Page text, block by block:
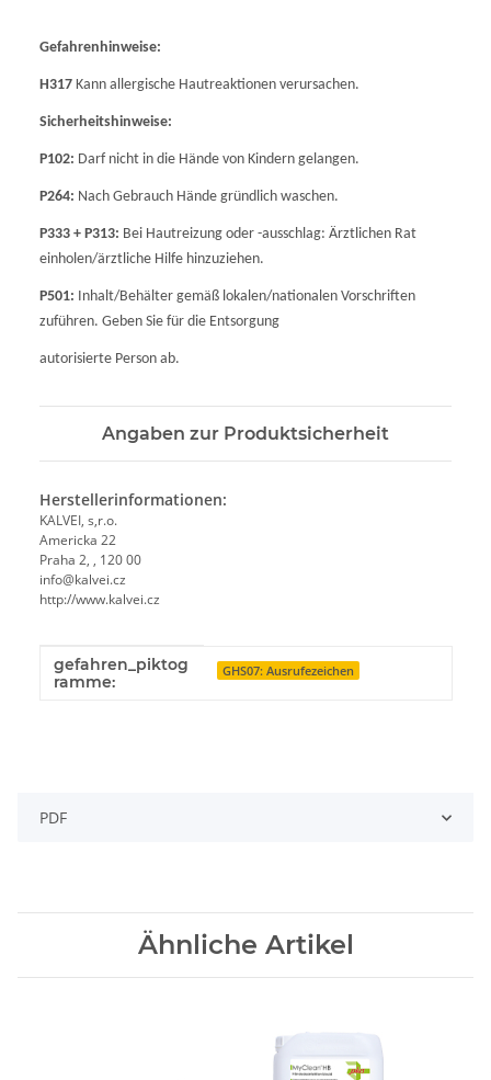
Gefahrenhinweise:
H317 Kann allergische Hautreaktionen verursachen.
Sicherheitshinweise:
P102: Darf nicht in die Hände von Kindern gelangen.
P264: Nach Gebrauch Hände gründlich waschen.
P333 + P313: Bei Hautreizung oder -ausschlag: Ärztlichen Rat
einholen/ärztliche Hilfe hinzuziehen.
P501: Inhalt/Behälter gemäß lokalen/nationalen Vorschriften
zuführen. Geben Sie für die Entsorgung
autorisierte Person ab.
Angaben zur Produktsicherheit
Herstellerinformationen:
KALVEI, s,r.o.
Americka 22
Praha 2, , 120 00
info@kalvei.cz
http://www.kalvei.cz
Produkteigenschaft
Wert
gefahren_piktog
ramme:
GHS07: Ausrufezeichen
PDF
Ähnliche Artikel